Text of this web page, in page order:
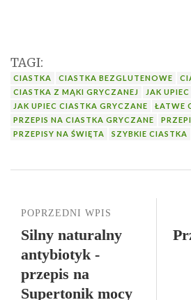
TAGI:
CIASTKA CIASTKA BEZGLUTENOWE
CIASTKA Z MĄKI GRYCZANEJ
JAK
JAK UPIEC CIASTKA GRYCZANE
ŁATWE
PRZEPIS NA CIASTKA GRYCZANE
PRZEPISY NA ŚWIĘTA
SZYBKIE CIASTKA
POPRZEDNI WPIS
Silny naturalny
antybiotyk -
przepis na
Supertonik mocy